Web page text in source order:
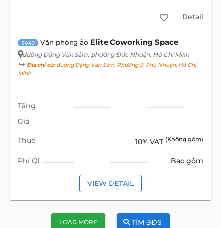
Detail
5049 Văn phòng ảo Elite Coworking Space
đường Đặng Văn Sâm, phường Đức Nhuận, Hồ Chí Minh
Địa chỉ cũ:đường Đặng Văn Sâm, Phường 9, Phú Nhuận, Hồ Chí
Minh
Tầng
Giá
Thuế 10% VAT (Không gồm)
Phí QL Bao gồm
VIEW DETAIL
LOAD MORE TÌM BĐS